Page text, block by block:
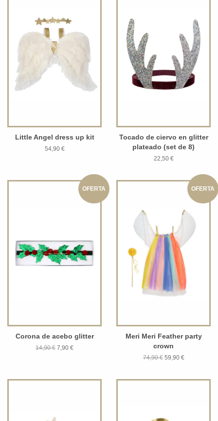
Little Angel dress up kit
54,90 €
Tocado de ciervo en glitter
plateado (set de 8)
22,50 €
OFERTA
Corona de acebo glitter
14,90 € 7,90 €
OFERTA
Meri Meri Feather party
crown
74,90 €59,90 €